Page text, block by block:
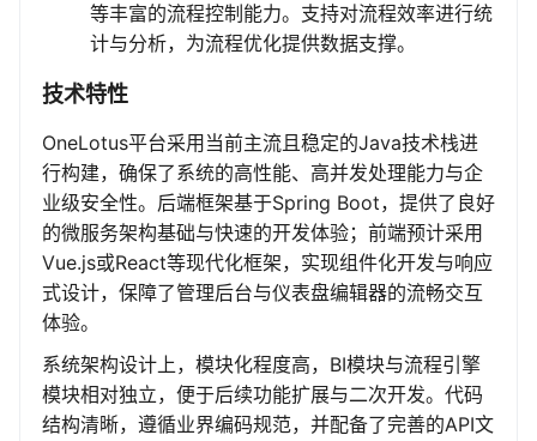
等丰富的流程控制能力。支持对流程效率进行统
计与分析，为流程优化提供数据支撑。
技术特性
OneLotus平台采用当前主流且稳定的Java技术栈进
行构建，确保了系统的高性能、高并发处理能力与企
业级安全性。后端框架基于Spring Boot，提供了良好
的微服务架构基础与快速的开发体验；前端预计采用
Vue.js或React等现代化框架，实现组件化开发与响应
式设计，保障了管理后台与仪表盘编辑器的流畅交互
体验。
系统架构设计上，模块化程度高，BI模块与流程引擎
模块相对独立，便于后续功能扩展与二次开发。代码
结构清晰，遵循业界编码规范，并配备了完善的API文